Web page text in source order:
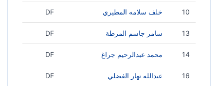
10 خلف سلامه المطيري DF
13 سامر جاسم المرطة DF
14 محمد عبدالرحيم جراغ DF
16 عبدالله نهار الفضلي DF